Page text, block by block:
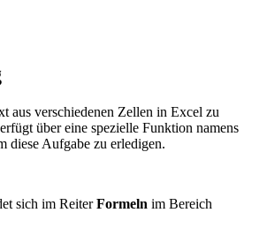
aus verschiedenen Zellen in Excel zu
über eine spezielle Funktion namens
Aufgabe zu erledigen.
sich im ReiterFormeln im Bereich